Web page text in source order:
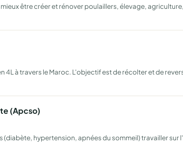
être créer et rénover poulaillers, élevage,
4L à travers le Maroc. L'objectif est de récolter et de
(Apcso)
hypertension, apnées du sommeil) travailler